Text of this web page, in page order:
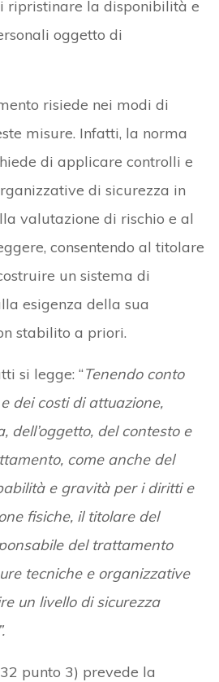
ripristinare la disponibilità e
oggetto di
risiede nei modi di
misure. Infatti, la norma
di applicare controlli e
di sicurezza in
valutazione di rischio e al
consentendo al titolare
un sistema di
esigenza della sua
stabilito a priori.
si legge: “Tenendo conto
dei costi di attuazione,
dell’oggetto, del contesto e
come anche del
e gravità per i diritti e
fisiche, il titolare del
del trattamento
tecniche e organizzative
un livello di sicurezza
punto 3) prevede la